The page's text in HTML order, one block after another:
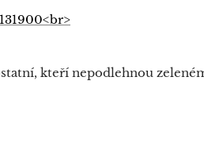
kteří nepodlehnou